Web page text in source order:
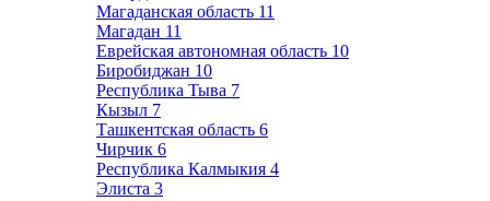
Магаданская область 11
Магадан 11
Еврейская автономная область 10
Биробиджан 10
Республика Тыва 7
Кызыл 7
Ташкентская область 6
Чирчик 6
Республика Калмыкия 4
Элиста 3